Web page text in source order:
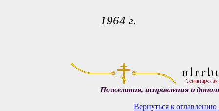
1964 г.
Пожелания, исправления и
Вернуться к оглавлению